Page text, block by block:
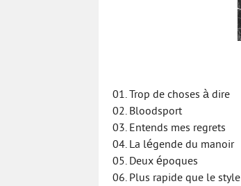
01. Trop de choses à dire
02. Bloodsport
03. Entends mes regrets
04. La légende du manoir
05. Deux époques
06. Plus rapide que le style